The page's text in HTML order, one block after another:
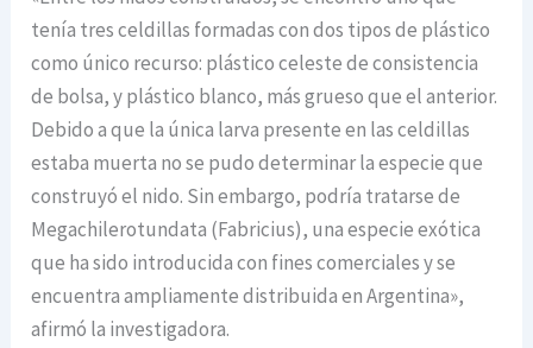
tenía tres celdillas formadas con dos tipos de plástico
como único recurso: plástico celeste de consistencia
de bolsa, y plástico blanco, más grueso que el anterior.
Debido a que la única larva presente en las celdillas
estaba muerta no se pudo determinar la especie que
construyó el nido. Sin embargo, podría tratarse de
Megachilerotundata (Fabricius), una especie exótica
que ha sido introducida con fines comerciales y se
encuentra ampliamente distribuida en Argentina»,
afirmó la investigadora.